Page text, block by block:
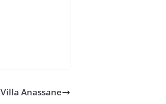
Villa Anassane